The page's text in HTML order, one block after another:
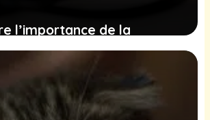
l’importance de la
de votre chat pour sa
de votre famille